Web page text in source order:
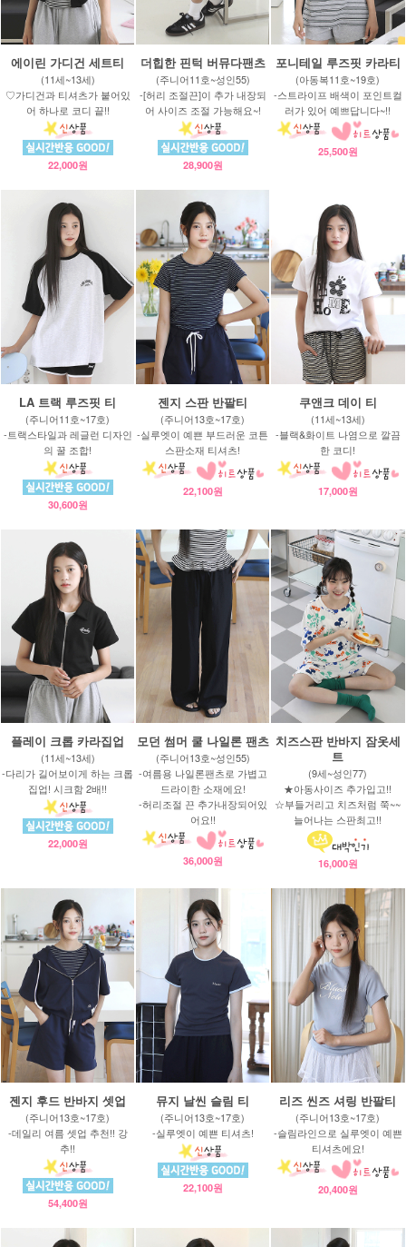
에이린 가디건 세트티
(11세~13세)
♡가디건과 티셔츠가 붙어있
어 하나로 코디 끝!!
22,000원
더힙한 핀턱 버뮤다팬츠
(주니어11호~성인55)
-[허리 조절끈]이 추가 내장되
어 사이즈 조절 가능해요~!
28,900원
포니테일 루즈핏 카라티
(아동복11호~19호)
-스트라이프 배색이 포인트컬
러가 있어 예쁘답니다~!!
25,500원
LA 트랙 루즈핏 티
(주니어11호~17호)
-트랙스타일과 레글런 디자인
의 꿀 조합!
30,600원
젠지 스판 반팔티
(주니어13호~17호)
-실루엣이 예쁜 부드러운 코튼
스판소재 티셔츠!
22,100원
쿠앤크 데이 티
(11세~13세)
-블랙&화이트 나염으로 깔끔
한 코디!
17,000원
플레이 크롭 카라집업
(11세~13세)
-다리가 길어보이게 하는 크롭
집업! 시크함 2배!!
22,000원
모던 썸머 쿨 나일론 팬츠
(주니어13호~성인55)
-여름용 나일론팬츠로 가볍고
드라이한 소재에요!
-허리조절 끈 추가내장되어있
어요!!
36,000원
치즈스판 반바지 잠옷세
트
(9세~성인77)
★아동사이즈 추가입고!!
☆부들거리고 치즈처럼 쭉~~
늘어나는 스판최고!!
16,000원
젠지 후드 반바지 셋업
(주니어13호~17호)
-데일리 여름 셋업 추천!! 강
추!!
54,400원
뮤지 날씬 슬림 티
(주니어13호~17호)
-실루엣이 예쁜 티셔츠!
22,100원
리즈 씬즈 셔링 반팔티
(주니어13호~17호)
-슬림라인으로 실루엣이 예쁜
티셔츠에요!
20,400원